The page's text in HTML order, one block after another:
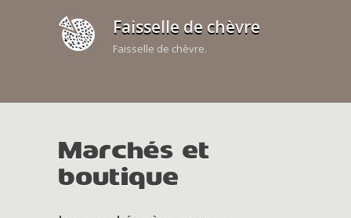
Faisselle de chèvre
Faisselle de chèvre.
Marchés et
boutique